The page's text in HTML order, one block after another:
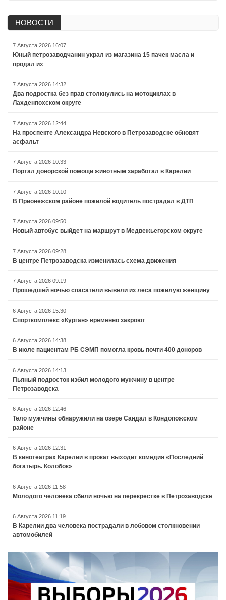
НОВОСТИ
7 Августа 2026 16:07
Юный петрозаводчанин украл из магазина 15 пачек масла и
продал их
7 Августа 2026 14:32
Два подростка без прав столкнулись на мотоциклах в
Лахденпохском округе
7 Августа 2026 12:44
На проспекте Александра Невского в Петрозаводске обновят
асфальт
7 Августа 2026 10:33
Портал донорской помощи животным заработал в Карелии
7 Августа 2026 10:10
В Прионежском районе пожилой водитель пострадал в ДТП
7 Августа 2026 09:50
Новый автобус выйдет на маршрут в Медвежьегорском округе
7 Августа 2026 09:28
В центре Петрозаводска изменилась схема движения
7 Августа 2026 09:19
Прошедшей ночью спасатели вывели из леса пожилую женщину
6 Августа 2026 15:30
Спорткомплекс «Курган» временно закроют
6 Августа 2026 14:38
В июле пациентам РБ СЭМП помогла кровь почти 400 доноров
6 Августа 2026 14:13
Пьяный подросток избил молодого мужчину в центре
Петрозаводска
6 Августа 2026 12:46
Тело мужчины обнаружили на озере Сандал в Кондопожском
районе
6 Августа 2026 12:31
В кинотеатрах Карелии в прокат выходит комедия «Последний
богатырь. Колобок»
6 Августа 2026 11:58
Молодого человека сбили ночью на перекрестке в Петрозаводске
6 Августа 2026 11:19
В Карелии два человека пострадали в лобовом столкновении
автомобилей